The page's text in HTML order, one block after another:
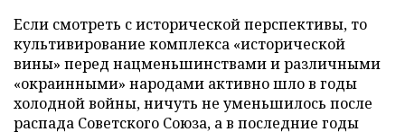
Если смотреть с исторической перспективы, то
культивирование комплекса «исторической
вины» перед нацменьшинствами и различными
«окраинными» народами активно шло в годы
холодной войны, ничуть не уменьшилось после
распада Советского Союза, а в последние годы